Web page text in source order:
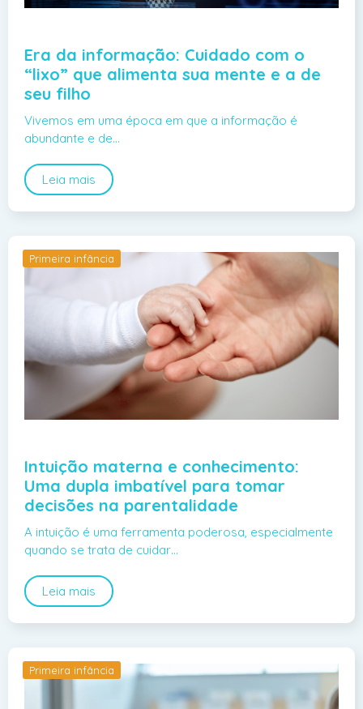
Era da informação: Cuidado com o
“lixo” que alimenta sua mente e a de
seu filho
Vivemos em uma época em que a informação é
abundante e de…
Leia mais
Primeira infância
Intuição materna e conhecimento:
Uma dupla imbatível para tomar
decisões na parentalidade
A intuição é uma ferramenta poderosa, especialmente
quando se trata de cuidar…
Leia mais
Primeira infância